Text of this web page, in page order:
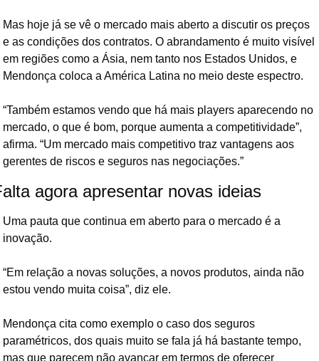
Mas hoje já se vê o mercado mais aberto a discutir os preços
e as condições dos contratos. O abrandamento é muito visível
em regiões como a Ásia, nem tanto nos Estados Unidos, e
Mendonça coloca a América Latina no meio deste espectro.
“Também estamos vendo que há mais players aparecendo no
mercado, o que é bom, porque aumenta a competitividade”,
afirma. “Um mercado mais competitivo traz vantagens aos
gerentes de riscos e seguros nas negociações.”
agora apresentar novas ideias
Uma pauta que continua em aberto para o mercado é a
inovação.
“Em relação a novas soluções, a novos produtos, ainda não
estou vendo muita coisa”, diz ele.
Mendonça cita como exemplo o caso dos seguros
paramétricos, dos quais muito se fala já há bastante tempo,
mas que parecem não avançar em termos de oferecer